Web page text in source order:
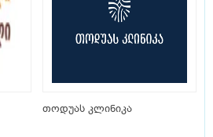
თოდუას კლინიკა